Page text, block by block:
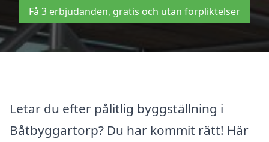
Få 3 erbjudanden, gratis och utan förpliktelser
Letar du efter pålitlig byggställning i
Båtbyggartorp? Du har kommit rätt! Här